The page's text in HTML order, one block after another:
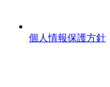
個人情報保護方針